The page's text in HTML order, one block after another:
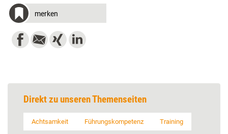
merken
Direkt zu unseren Themenseiten
Achtsamkeit Führungskompetenz Training